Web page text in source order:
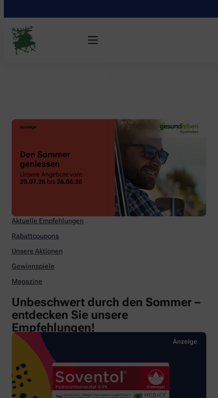
Aktuelle Empfehlungen
Rabattcoupons
Unsere Aktionen
Gewinnspiele
Magazine
Unbeschwert durch den Sommer –
entdecken Sie unsere
Empfehlungen!